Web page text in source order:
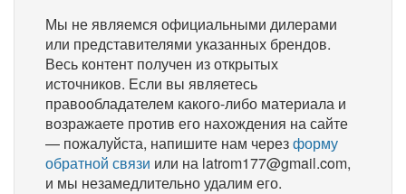
Мы не являемся официальными дилерами
или представителями указанных брендов.
Весь контент получен из открытых
источников. Если вы являетесь
правообладателем какого-либо материала и
возражаете против его нахождения на сайте
— пожалуйста, напишите нам черезформу
обратной связи или на latrom177@gmail.com,
и мы незамедлительно удалим его.